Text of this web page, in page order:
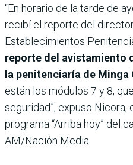
“En horario de la tarde de
recibí el reporte del
Establecimientos
reporte del avistamiento
la penitenciaría de Minga
están los módulos 7 y 8,
seguridad”, expuso Nicora,
programa “Arriba hoy” del
AM/Nación Media.